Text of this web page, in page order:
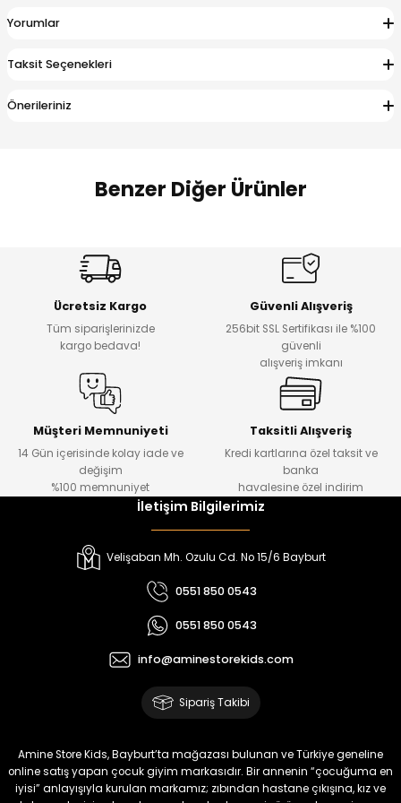
Yorumlar
Taksit Seçenekleri
Önerileriniz
Benzer Diğer Ürünler
Puba Unisex Kot 3’lü Takım
₺ 1.550
Urban Kız Çocuk Süveterli Tunik Gömlek
Tivon Kız Çocuk 3’lü Takım
₺ 2.340
Oven Kız Çocuk 2’li Takım
%17
Viren Kız Çocuk Deri Etekli Takım
₺ 665
₺ 1.150
₺ 950
Yeni
Bella Kız Çocuk 2’li Jile Elbise
₺ 2.200
₺ 1.800
Ücretsiz Kargo
Tüm siparişlerinizde
kargo bedava!
Güvenli Alışveriş
256bit SSL Sertifikası ile %100
güvenli
alışveriş imkanı
Müşteri Memnuniyeti
14 Gün içerisinde kolay iade ve
değişim
%100 memnuniyet
Taksitli Alışveriş
Kredi kartlarına özel taksit ve
banka
havalesine özel indirim
İletişim Bilgilerimiz
Velişaban Mh. Ozulu Cd. No 15/6 Bayburt
0551 850 0543
0551 850 0543
info@aminestorekids.com
Sipariş Takibi
Amine Store Kids, Bayburt’ta mağazası bulunan ve Türkiye geneline
online satış yapan çocuk giyim markasıdır. Bir annenin “çocuğuma en
iyisi” anlayışıyla kurulan markamız; zıbından hastane çıkışına, kız ve
ve Taç